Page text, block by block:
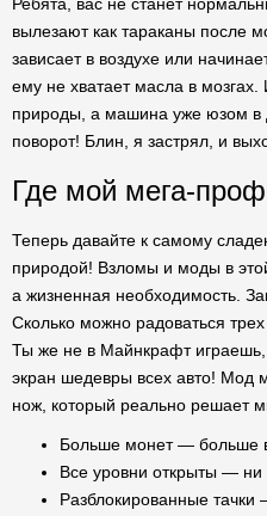
вылезают как тараканы после
зависает в воздухе или
ему не хватает масла в
природы, а машина уже юзом в
поворот! Блин, я застрял, и
Где мой мега-
Теперь давайте к самому
природой! Взломы и моды в
а жизненная необходимость.
Сколько можно радоваться
Ты же не в Майнкрафт играешь,
экран шедевры всех авто! Мод
нож, который реально решает
Больше монет — больше
Все уровни открыты — ни
Разблокированные